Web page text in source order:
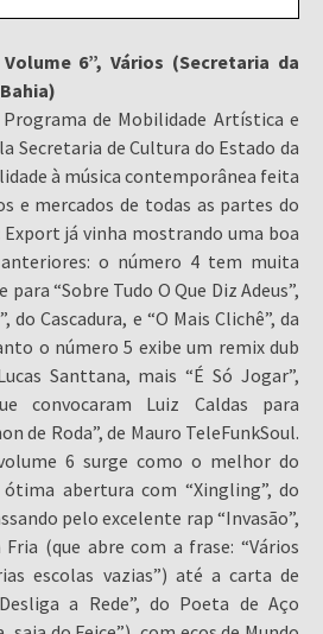
6”, Vários (Secretaria da
de Mobilidade Artística e
Secretaria de Cultura do Estado da
à música contemporânea feita
e mercados de todas as partes do
já vinha mostrando uma boa
o número 4 tem muita
“Sobre Tudo O Que Diz Adeus”,
do Cascadura, e “O Mais Clichê”, da
o número 5 exibe um remix dub
Santtana, mais “É Só Jogar”,
convocaram Luiz Caldas para
de Roda”, de Mauro TeleFunkSoul.
6 surge como o melhor do
abertura com “Xingling”, do
pelo excelente rap “Invasão”,
Fria (que abre com a frase: “Vários
escolas vazias”) até a carta de
a Rede”, do Poeta de Aço